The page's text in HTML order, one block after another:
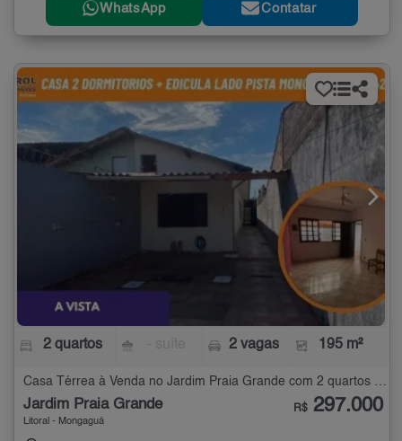
WhatsApp Contatar
2 quartos 2 vagas 195 m²
Casa Térrea à Venda no Jardim Praia Grande com 2 quartos - 195 m²
Jardim Praia Grande
Litoral - Mongaguá
R$ 297.000